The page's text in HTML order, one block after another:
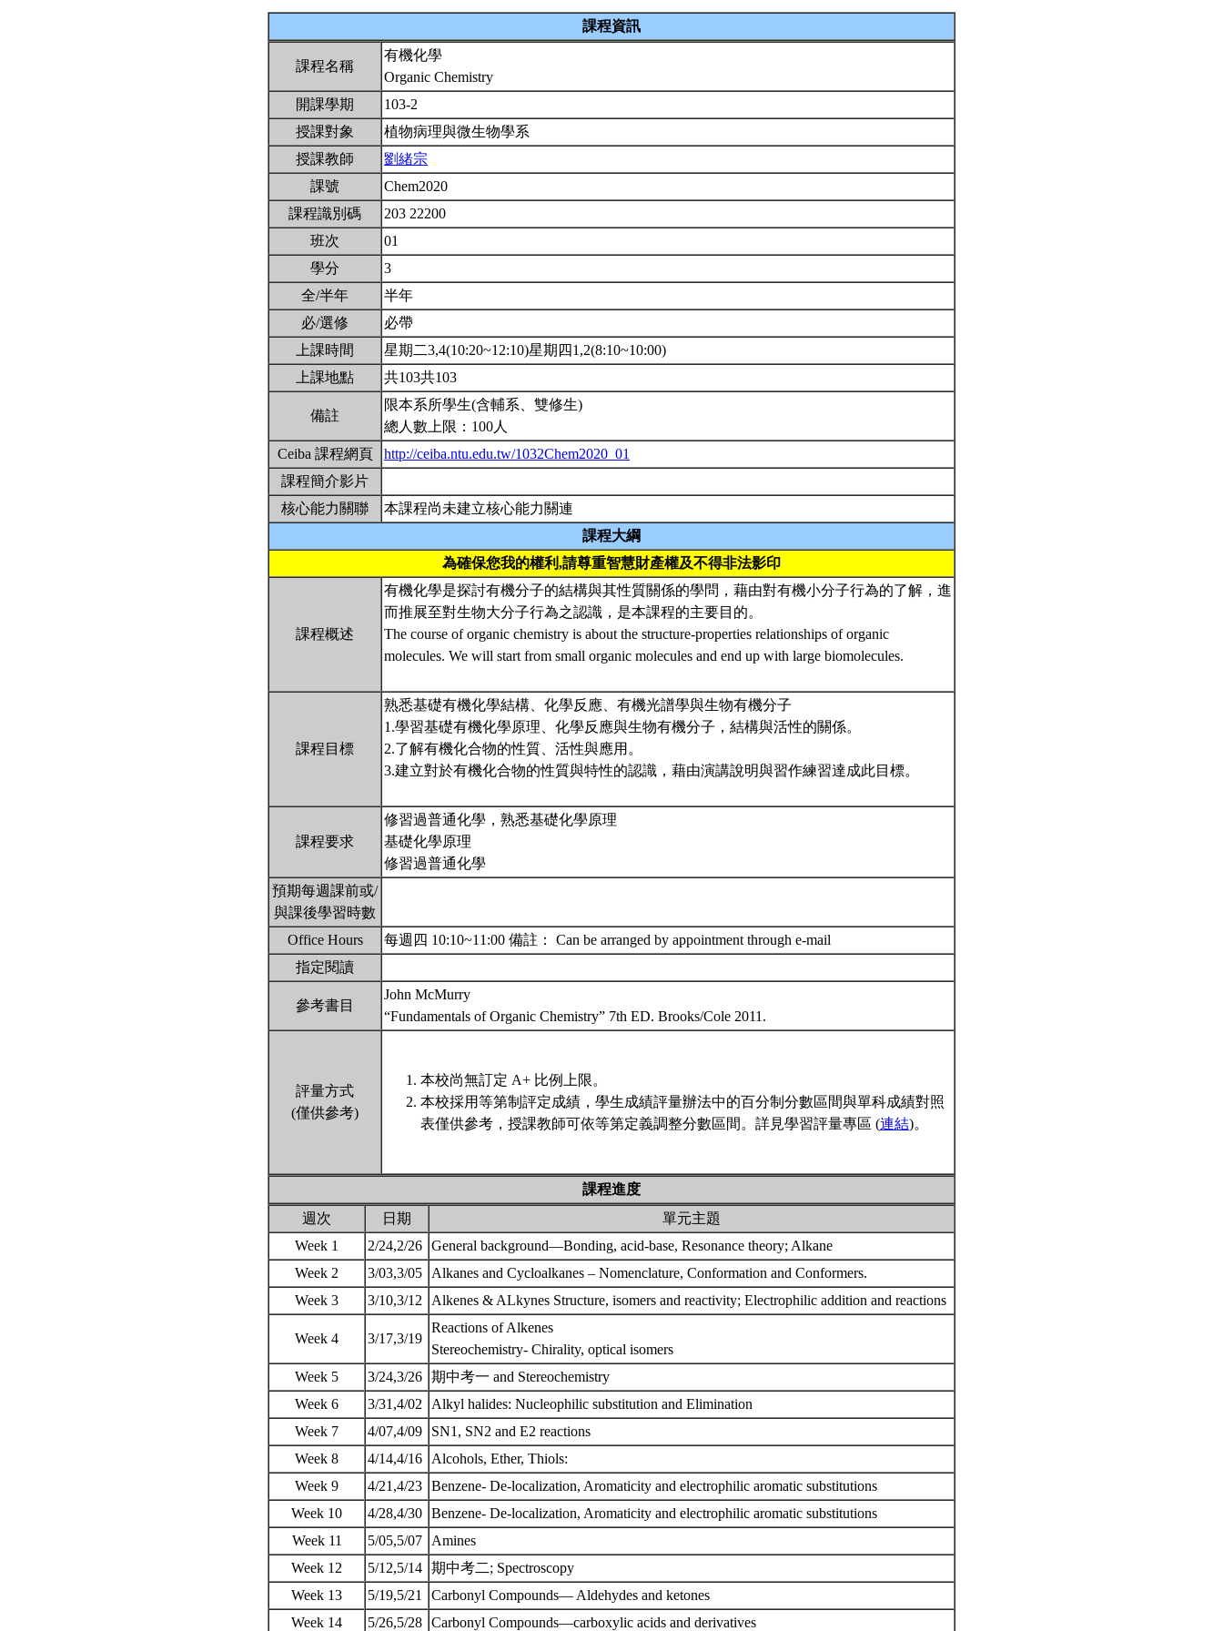
課程資訊
課程名稱
有機化學
Organic Chemistry
開課學期
103-2
授課對象
植物病理與微生物學系
授課教師
劉緒宗
課號
Chem2020
課程識別碼
203 22200
班次
01
學分
3
全/半年
半年
必/選修
必帶
上課時間
星期二3,4(10:20~12:10)星期四1,2(8:10~10:00)
上課地點
共103共103
備註
限本系所學生(含輔系、雙修生)
總人數上限：100人
Ceiba 課程網頁
http://ceiba.ntu.edu.tw/1032Chem2020_01
課程簡介影片
核心能力關聯
本課程尚未建立核心能力關連
課程大綱
為確保您我的權利,請尊重智慧財產權及不得非法影印
課程概述
有機化學是探討有機分子的結構與其性質關係的學問，藉由對有機小分子行為的了解，進
而推展至對生物大分子行為之認識，是本課程的主要目的。
The course of organic chemistry is about the structure-properties relationships of organic
molecules. We will start from small organic molecules and end up with large biomolecules.
課程目標
熟悉基礎有機化學結構、化學反應、有機光譜學與生物有機分子
1.學習基礎有機化學原理、化學反應與生物有機分子，結構與活性的關係。
2.了解有機化合物的性質、活性與應用。
3.建立對於有機化合物的性質與特性的認識，藉由演講說明與習作練習達成此目標。
課程要求
修習過普通化學，熟悉基礎化學原理
基礎化學原理
修習過普通化學
預期每週課前或/
與課後學習時數
Office Hours
每週四 10:10~11:00 備註： Can be arranged by appointment through e-mail
指定閱讀
參考書目
John McMurry
“Fundamentals of Organic Chemistry” 7th ED. Brooks/Cole 2011.
評量方式
(僅供參考)
本校尚無訂定 A+ 比例上限。
本校採用等第制評定成績，學生成績評量辦法中的百分制分數區間與單科成績對照
表僅供參考，授課教師可依等第定義調整分數區間。詳見學習評量專區 (連結)。
課程進度
週次
日期
單元主題
Week 1
2/24,2/26 General background—Bonding, acid-base, Resonance theory; Alkane
Week 2
3/03,3/05
Alkanes and Cycloalkanes – Nomenclature, Conformation and Conformers.
Week 3
3/10,3/12 Alkenes & ALkynes Structure, isomers and reactivity; Electrophilic addition and reactions
Week 4 3/17,3/19
Reactions of Alkenes
Stereochemistry- Chirality, optical isomers
Week 5
3/24,3/26 期中考一 and Stereochemistry
Week 6
3/31,4/02
Alkyl halides: Nucleophilic substitution and Elimination
Week 7
4/07,4/09
SN1, SN2 and E2 reactions
Week 8
4/14,4/16
Alcohols, Ether, Thiols:
Week 9
4/21,4/23 Benzene- De-localization, Aromaticity and electrophilic aromatic substitutions
Week 10
4/28,4/30 Benzene- De-localization, Aromaticity and electrophilic aromatic substitutions
Week 11
5/05,5/07
Amines
Week 12
5/12,5/14 期中考二; Spectroscopy
Week 13
5/19,5/21
Carbonyl Compounds— Aldehydes and ketones
Week 14
5/26,5/28 Carbonyl Compounds—carboxylic acids and derivatives